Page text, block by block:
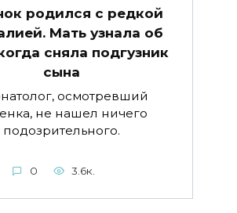
родился с редкой
Мать узнала об
сняла подгузник
сына
осмотревший
не нашел ничего
подозрительного.
0 3.6к.